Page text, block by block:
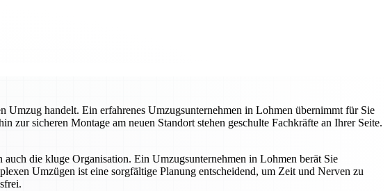
handelt. Ein erfahrenes Umzugsunternehmen in Lohmen übernimmt für Sie
sicheren Montage am neuen Standort stehen geschulte Fachkräfte an Ihrer Seite.
die kluge Organisation. Ein Umzugsunternehmen in Lohmen berät Sie
Umzügen ist eine sorgfältige Planung entscheidend, um Zeit und Nerven zu